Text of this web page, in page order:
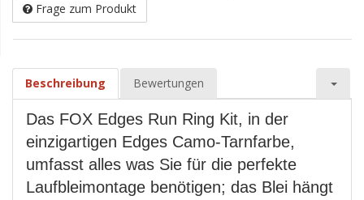
Frage zum Produkt
Beschreibung Bewertungen
Das FOX Edges Run Ring Kit, in der
einzigartigen Edges Camo-Tarnfarbe,
umfasst alles was Sie für die perfekte
Laufbleimontage benötigen; das Blei hängt